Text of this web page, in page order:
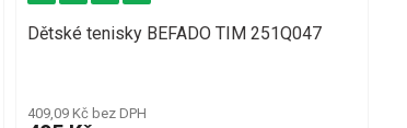
Dětské tenisky BEFADO TIM 251Q047
409,09 Kč bez DPH